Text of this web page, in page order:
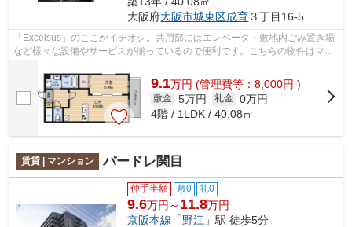
大阪府大阪市城東区成育３丁目16-5
「Excelsus」のここがイチオシ。共用部にはエレベータ・敷地内ごみ置き場
など様々な設備やサービスが揃っているので便利です。こちらの物件はマン
9.1万円 (管理費等：8,000円 )
敷金 5万円 礼金 0万円
4階 / 1LDK / 40.08㎡
賃貸 | マンション パードレ関目
仲手半額 敷0 礼0
9.6万円～ 11.8万円
京阪本線 「野江 」駅 徒歩5分